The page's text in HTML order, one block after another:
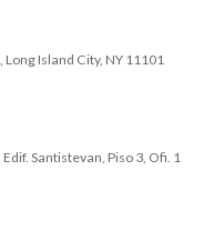
Island City, NY 11101
Santistevan, Piso 3, Ofi. 1